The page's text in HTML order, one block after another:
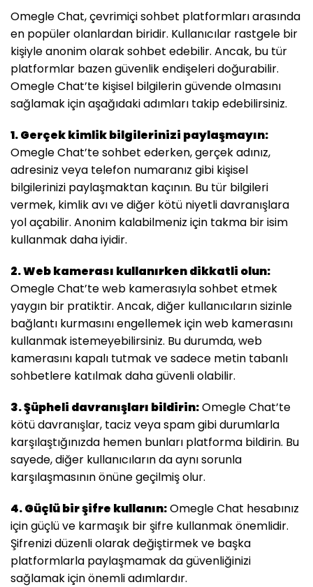
Omegle Chat, çevrimiçi sohbet platformları arasında
en popüler olanlardan biridir. Kullanıcılar rastgele bir
kişiyle anonim olarak sohbet edebilir. Ancak, bu tür
platformlar bazen güvenlik endişeleri doğurabilir.
Omegle Chat’te kişisel bilgilerin güvende olmasını
sağlamak için aşağıdaki adımları takip edebilirsiniz.
1. Gerçek kimlik bilgilerinizi paylaşmayın:
Omegle Chat’te sohbet ederken, gerçek adınız,
adresiniz veya telefon numaranız gibi kişisel
bilgilerinizi paylaşmaktan kaçının. Bu tür bilgileri
vermek, kimlik avı ve diğer kötü niyetli davranışlara
yol açabilir. Anonim kalabilmeniz için takma bir isim
kullanmak daha iyidir.
2. Web kamerası kullanırken dikkatli olun:
Omegle Chat’te web kamerasıyla sohbet etmek
yaygın bir pratiktir. Ancak, diğer kullanıcıların sizinle
bağlantı kurmasını engellemek için web kamerasını
kullanmak istemeyebilirsiniz. Bu durumda, web
kamerasını kapalı tutmak ve sadece metin tabanlı
sohbetlere katılmak daha güvenli olabilir.
3. Şüpheli davranışları bildirin:Omegle Chat’te
kötü davranışlar, taciz veya spam gibi durumlarla
karşılaştığınızda hemen bunları platforma bildirin. Bu
sayede, diğer kullanıcıların da aynı sorunla
karşılaşmasının önüne geçilmiş olur.
4. Güçlü bir şifre kullanın:Omegle Chat hesabınız
için güçlü ve karmaşık bir şifre kullanmak önemlidir.
Şifrenizi düzenli olarak değiştirmek ve başka
platformlarla paylaşmamak da güvenliğinizi
sağlamak için önemli adımlardır.